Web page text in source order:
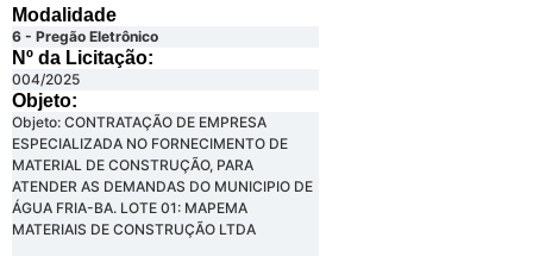
Modalidade
6 - Pregão Eletrônico
Nº da Licitação: ​​
004/2025
Objeto:
Objeto: CONTRATAÇÃO DE EMPRESA
ESPECIALIZADA NO FORNECIMENTO DE
MATERIAL DE CONSTRUÇÃO, PARA
ATENDER AS DEMANDAS DO MUNICIPIO DE
ÁGUA FRIA-BA. LOTE 01: MAPEMA
MATERIAIS DE CONSTRUÇÃO LTDA